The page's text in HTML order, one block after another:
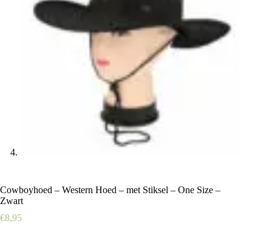
Cowboyhoed – Western Hoed – met Stiksel – One Size –
Zwart
€8,95